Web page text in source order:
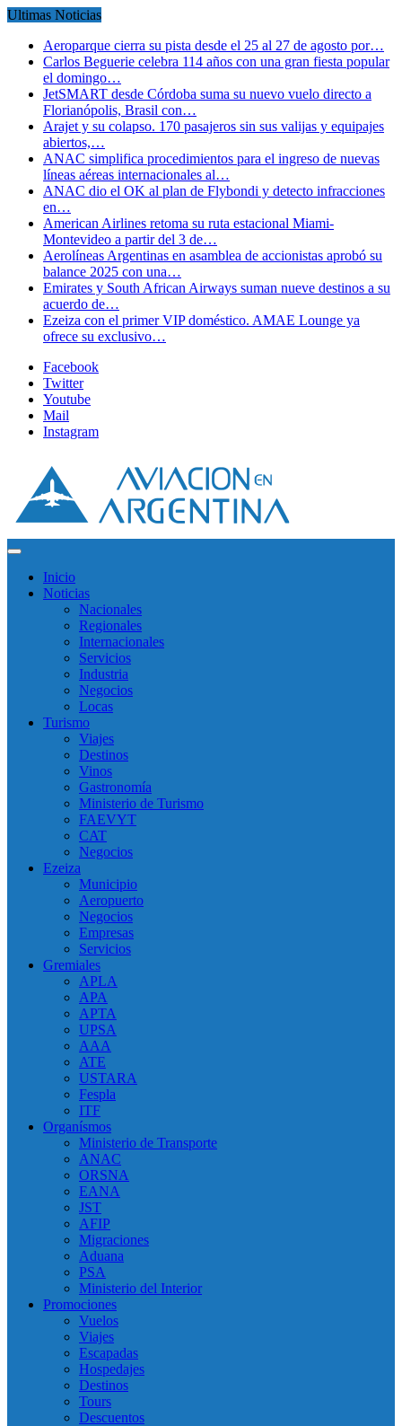
Ultimas Noticias
Aeroparque cierra su pista desde el 25 al 27 de agosto por…
Carlos Beguerie celebra 114 años con una gran fiesta popular
el domingo…
JetSMART desde Córdoba suma su nuevo vuelo directo a
Florianópolis, Brasil con…
Arajet y su colapso. 170 pasajeros sin sus valijas y equipajes
abiertos,…
ANAC simplifica procedimientos para el ingreso de nuevas
líneas aéreas internacionales al…
ANAC dio el OK al plan de Flybondi y detecto infracciones
en…
American Airlines retoma su ruta estacional Miami-
Montevideo a partir del 3 de…
Aerolíneas Argentinas en asamblea de accionistas aprobó su
balance 2025 con una…
Emirates y South African Airways suman nueve destinos a su
acuerdo de…
Ezeiza con el primer VIP doméstico. AMAE Lounge ya
ofrece su exclusivo…
Facebook
Twitter
Youtube
Mail
Instagram
Inicio
Noticias
Nacionales
Regionales
Internacionales
Servicios
Industria
Negocios
Locas
Turismo
Viajes
Destinos
Vinos
Gastronomía
Ministerio de Turismo
FAEVYT
CAT
Negocios
Ezeiza
Municipio
Aeropuerto
Negocios
Empresas
Servicios
Gremiales
APLA
APA
APTA
UPSA
AAA
ATE
USTARA
Fespla
ITF
Organísmos
Ministerio de Transporte
ANAC
ORSNA
EANA
JST
AFIP
Migraciones
Aduana
PSA
Ministerio del Interior
Promociones
Vuelos
Viajes
Escapadas
Hospedajes
Destinos
Tours
Descuentos